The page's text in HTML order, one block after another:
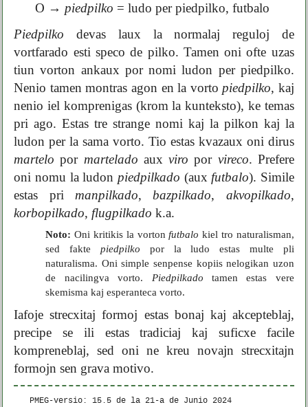
O → piedpilko = ludo per piedpilko, futbalo
Piedpilko devas laux la normalaj reguloj de
vortfarado esti speco de pilko. Tamen oni ofte uzas
tiun vorton ankaux por nomi ludon per piedpilko.
Nenio tamen montras agon en la vorto piedpilko, kaj
nenio iel komprenigas (krom la kunteksto), ke temas
pri ago. Estas tre strange nomi kaj la pilkon kaj la
ludon per la sama vorto. Tio estas kvazaux oni dirus
martelo por martelado auxviro por vireco. Prefere
oni nomu la ludon piedpilkado (aux futbalo). Simile
estas pri manpilkado,bazpilkado, akvopilkado,
korbopilkado, flugpilkado k.a.
Noto: Oni kritikis la vortonfutbalo kiel tro naturalisman,
sed fakte piedpilko por la ludo estas multe pli
naturalisma. Oni simple senpense kopiis nelogikan uzon
de nacilingva vorto. Piedpilkado tamen estas vere
skemisma kaj esperanteca vorto.
Iafoje strecxitaj formoj estas bonaj kaj akcepteblaj,
precipe se ili estas tradiciaj kaj suficxe facile
kompreneblaj, sed oni ne kreu novajn strecxitajn
formojn sen grava motivo.
PMEG-versio: 15.5 de la21-a de Junio 2024